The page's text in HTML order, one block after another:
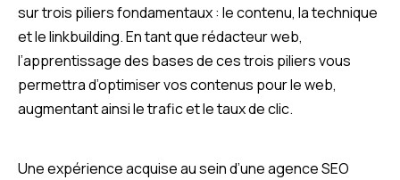
sur trois piliers fondamentaux : le contenu, la technique
et le linkbuilding. En tant que rédacteur web,
l’apprentissage des bases de ces trois piliers vous
permettra d’optimiser vos contenus pour le web,
augmentant ainsi le trafic et le taux de clic.
Une expérience acquise au sein d’une agence SEO